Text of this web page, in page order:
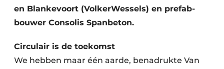
Machines & Materieel
en Blankevoort (VolkerWessels) en prefab-
bouwer Consolis Spanbeton.
Circulair is de toekomst
We hebben maar één aarde, benadrukte Van